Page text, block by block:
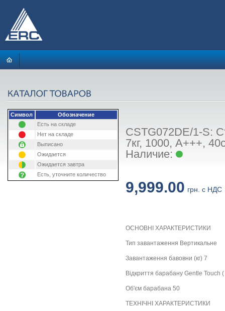
Символ
Обозначение
Есть на складе
Нет на складе
Выписано
Ожидается
Ожидается завтра
Есть, уточните количество
CSTG072DE/1-S:
7кг, 1000, A+++,
Наличие:
9,999.00 грн. с НДС
ОСНОВНІ ХАРАКТЕРИСТИКИ
Тип завантаження Вертикальне
Завантаження бавовни (кг) 7
Відкриття барабану Gentle Touch
Об'єм барабана 50
ТЕХНІЧНІ ХАРАКТЕРИСТИКИ